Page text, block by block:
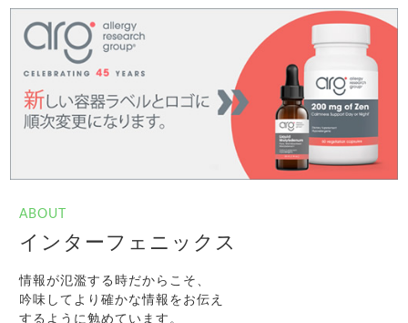
ABOUT
インターフェニックス
情報が氾濫する時だからこそ、
吟味してより確かな情報をお伝え
するように勉めています。